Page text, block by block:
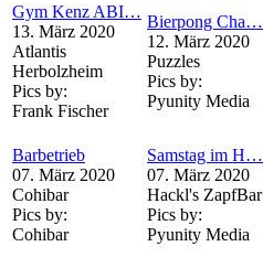
Gym Kenz ABI…
13. März 2020
Atlantis
Herbolzheim
Pics by:
Frank Fischer
Bierpong Cha…
12. März 2020
Puzzles
Pics by:
Pyunity Media
Barbetrieb
07. März 2020
Cohibar
Pics by:
Cohibar
Samstag im H…
07. März 2020
Hackl's ZapfBar
Pics by:
Pyunity Media